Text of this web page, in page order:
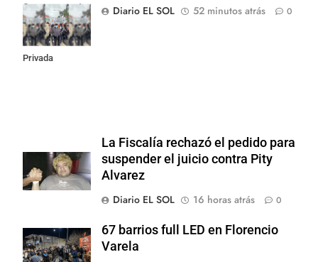
Congreso contra
la Ley de
Propiedad
Privada
Diario EL SOL
52 minutos atrás 0
La Fiscalía rechazó el pedido para
suspender el juicio contra Pity
Alvarez
Diario EL SOL
16 horas atrás 0
67 barrios full LED en Florencio
Varela